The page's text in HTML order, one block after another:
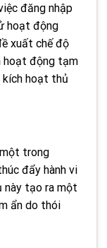
đăng nhập
hoạt động
xuất chế độ
hoạt động tạm
kích hoạt thủ
trong
đẩy hành vi
này tạo ra một
ẩn do thói